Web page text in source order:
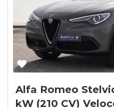
Alfa Romeo
kW (210 CV)